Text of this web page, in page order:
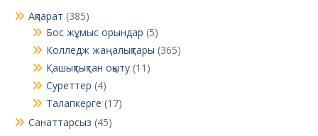
Ақпарат (385)
Бос жұмыс орындар (5)
Колледж жаңалықтары (365)
Қашықтықтан оқыту (11)
Суреттер (4)
Талапкерге (17)
Санаттарсыз (45)